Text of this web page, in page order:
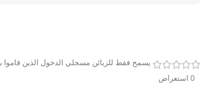
0 استعراض
يسمح فقط للزبائن مسجلي الدخول الذين قاموا